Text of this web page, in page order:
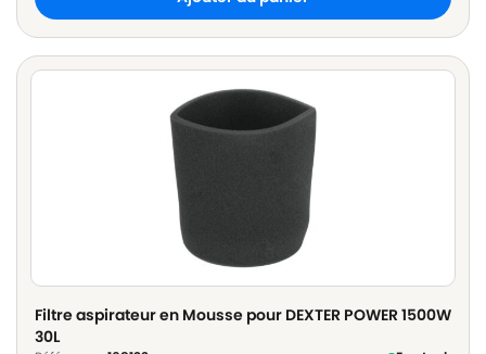
Filtre aspirateur en Mousse pour DEXTER POWER 1500W
30L